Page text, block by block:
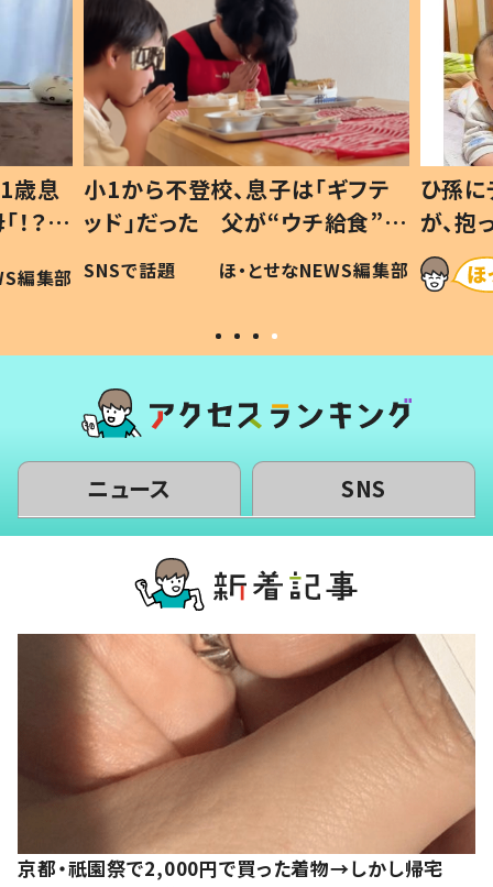
歳息
？」
編集部
小1から不登校、息子は「ギフテ
ッド」だった 父が“ウチ給食”を
作り続ける理由とは #令和の親
#令和の子
SNSで話題 ほ・とせなNEWS編集部
ひ孫
が、
「涙が
い」
ニュース SNS
京都・祇園祭で2,000円で買った着物→しかし帰宅